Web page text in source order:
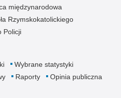
międzynarodowa
Rzymskokatolickiego
Policji
Wybrane statystyki
Raporty Opinia publiczna